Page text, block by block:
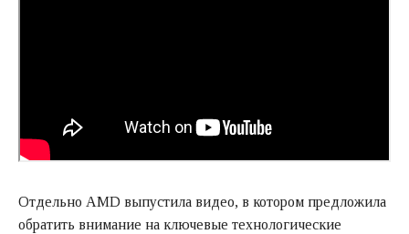
Отдельно AMD выпустила видео, в котором предложила
обратить внимание на ключевые технологические